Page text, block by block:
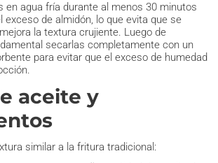
en agua fría durante al menos 30 minutos
exceso de almidón, lo que evita que se
la textura crujiente. Luego de
secarlas completamente con un
para evitar que el exceso de humedad
aceite y
similar a la fritura tradicional: